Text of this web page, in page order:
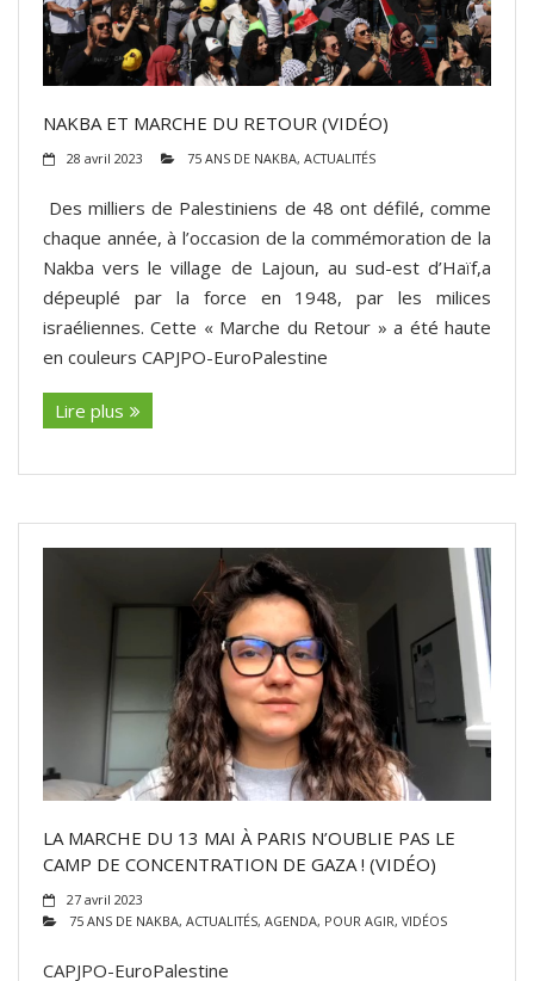
NAKBA ET MARCHE DU RETOUR (VIDÉO)
28 avril 2023 75 ANS DE NAKBA, ACTUALITÉS
Des milliers de Palestiniens de 48 ont défilé, comme
chaque année, à l’occasion de la commémoration de la
Nakba vers le village de Lajoun, au sud-est d’Haïf,a
dépeuplé par la force en 1948, par les milices
israéliennes. Cette « Marche du Retour » a été haute
en couleurs CAPJPO-EuroPalestine
Lire plus
LA MARCHE DU 13 MAI À PARIS N’OUBLIE PAS LE
CAMP DE CONCENTRATION DE GAZA ! (VIDÉO)
27 avril 2023
75 ANS DE NAKBA, ACTUALITÉS, AGENDA, POUR AGIR, VIDÉOS
CAPJPO-EuroPalestine